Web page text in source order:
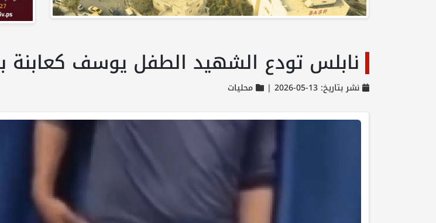
نابلس تودع الشهيد الطفل يوسف كعابنة
نشر بتاريخ: 13-05-2026 | محليات